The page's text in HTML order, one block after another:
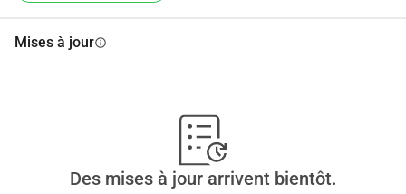
Mises à jourinfo
Des mises à jour arrivent bientôt.